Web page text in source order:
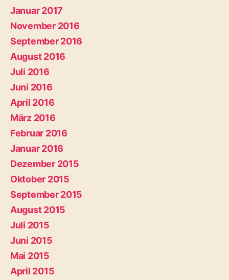
Januar 2017
November 2016
September 2016
August 2016
Juli 2016
Juni 2016
April 2016
März 2016
Februar 2016
Januar 2016
Dezember 2015
Oktober 2015
September 2015
August 2015
Juli 2015
Juni 2015
Mai 2015
April 2015